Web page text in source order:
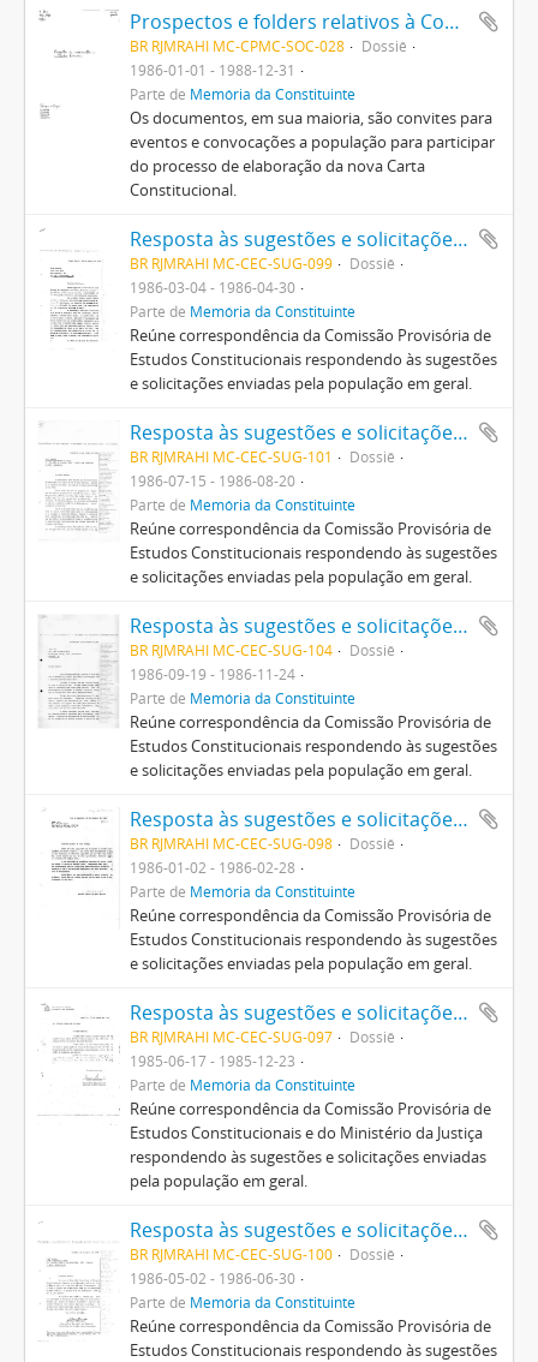
Prospectos e folders relativos à Constituinte e à Constituição produzidos por entidades diversas e movimentos populares
BR RJMRAHI MC-CPMC-SOC-028
Dossiê
1986-01-01 - 1988-12-31
Parte de Memória da Constituinte
Os documentos, em sua maioria, são convites para
eventos e convocações a população para participar
do processo de elaboração da nova Carta
Constitucional.
Resposta às sugestões e solicitações enviadas pela população em geral
BR RJMRAHI MC-CEC-SUG-099
Dossiê
1986-03-04 - 1986-04-30
Parte de Memória da Constituinte
Reúne correspondência da Comissão Provisória de
Estudos Constitucionais respondendo às sugestões
e solicitações enviadas pela população em geral.
Resposta às sugestões e solicitações enviadas pela população em geral
BR RJMRAHI MC-CEC-SUG-101
Dossiê
1986-07-15 - 1986-08-20
Parte de Memória da Constituinte
Reúne correspondência da Comissão Provisória de
Estudos Constitucionais respondendo às sugestões
e solicitações enviadas pela população em geral.
Resposta às sugestões e solicitações enviadas pela população em geral
BR RJMRAHI MC-CEC-SUG-104
Dossiê
1986-09-19 - 1986-11-24
Parte de Memória da Constituinte
Reúne correspondência da Comissão Provisória de
Estudos Constitucionais respondendo às sugestões
e solicitações enviadas pela população em geral.
Resposta às sugestões e solicitações enviadas pela população em geral
BR RJMRAHI MC-CEC-SUG-098
Dossiê
1986-01-02 - 1986-02-28
Parte de Memória da Constituinte
Reúne correspondência da Comissão Provisória de
Estudos Constitucionais respondendo às sugestões
e solicitações enviadas pela população em geral.
Resposta às sugestões e solicitações enviadas pela população em geral
BR RJMRAHI MC-CEC-SUG-097
Dossiê
1985-06-17 - 1985-12-23
Parte de Memória da Constituinte
Reúne correspondência da Comissão Provisória de
Estudos Constitucionais e do Ministério da Justiça
respondendo às sugestões e solicitações enviadas
pela população em geral.
Resposta às sugestões e solicitações enviadas pela população em geral
BR RJMRAHI MC-CEC-SUG-100
Dossiê
1986-05-02 - 1986-06-30
Parte de Memória da Constituinte
Reúne correspondência da Comissão Provisória de
Estudos Constitucionais respondendo às sugestões